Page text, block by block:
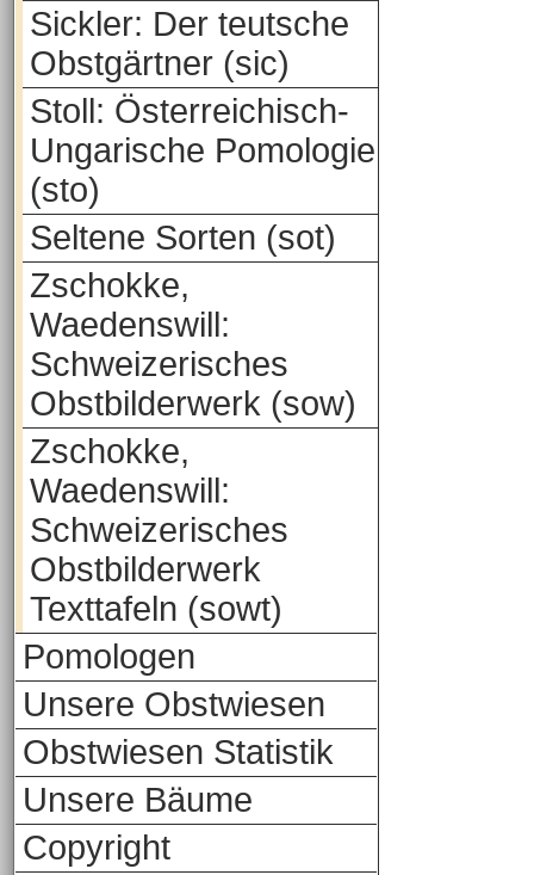
Sickler: Der teutsche
Obstgärtner (sic)
Stoll: Österreichisch-
Ungarische Pomologie
(sto)
Seltene Sorten (sot)
Zschokke,
Waedenswill:
Schweizerisches
Obstbilderwerk (sow)
Zschokke,
Waedenswill:
Schweizerisches
Obstbilderwerk
Texttafeln (sowt)
Pomologen
Unsere Obstwiesen
Obstwiesen Statistik
Unsere Bäume
Copyright